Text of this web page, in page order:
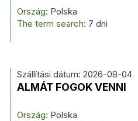
Ország: Polska
The term search: 7 dni
Szállítási dátum: 2026-08-04
ALMÁT FOGOK VENNI
Ország: Polska